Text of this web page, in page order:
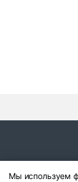
Мы используем